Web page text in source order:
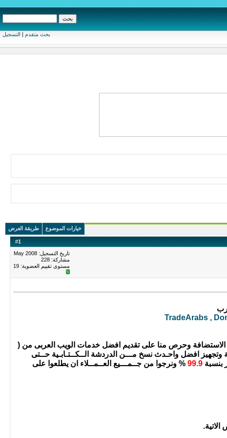
بحث متقدم | التسجيل
خيارات الموضوع طريقة العرض
#1
تاريخ التسجيل: May 2008
مشاركة: 228
مستوى تقييم العضوية: 19
TradeArabs ,
وحرص منا على تقديم افضل خدمات الويب العربى من (
افضل واحـدث نسخ مـــن الدردشة الــكــتـابـية حــتى
بنسبة 99.9 % ونرجوا من جــمـــيع العــمــلاء ان يطلعوا على